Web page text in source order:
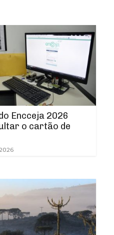
Encceja 2026
o cartão de